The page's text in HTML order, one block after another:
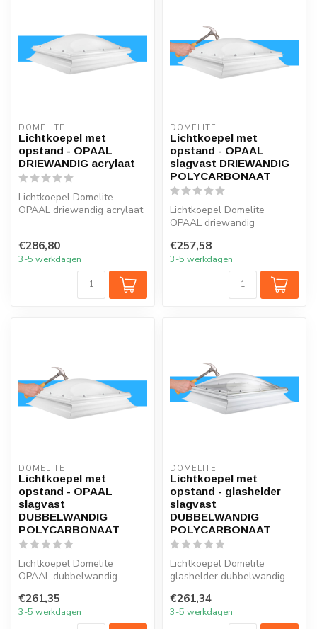
DOMELITE
Lichtkoepel met
opstand - OPAAL
DRIEWANDIG acrylaat
Lichtkoepel Domelite
OPAAL driewandig acrylaat
€286,80
3-5 werkdagen
DOMELITE
Lichtkoepel met
opstand - OPAAL
slagvast DRIEWANDIG
POLYCARBONAAT
Lichtkoepel Domelite
OPAAL driewandig
INCLUSIEF standaard...
€257,58
3-5 werkdagen
DOMELITE
Lichtkoepel met
opstand - OPAAL
slagvast
DUBBELWANDIG
POLYCARBONAAT
Lichtkoepel Domelite
OPAAL dubbelwandig
INCLUSIEF standaa...
€261,35
3-5 werkdagen
DOMELITE
Lichtkoepel met
opstand - glashelder
slagvast
DUBBELWANDIG
POLYCARBONAAT
Lichtkoepel Domelite
glashelder dubbelwandig
INCLUSIEF st...
€261,34
3-5 werkdagen